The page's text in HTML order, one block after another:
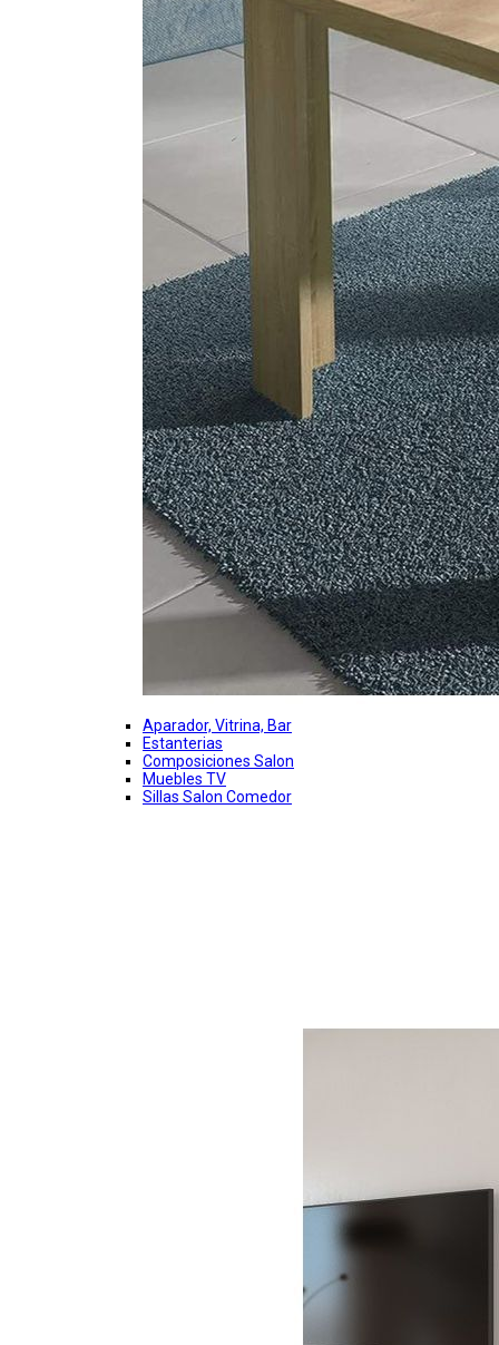
Aparador, Vitrina, Bar
Estanterias
Composiciones Salon
Muebles TV
Sillas Salon Comedor